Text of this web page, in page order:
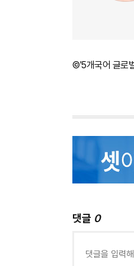
©'5개국어 글로
댓글 0